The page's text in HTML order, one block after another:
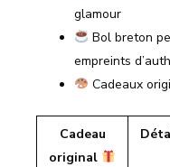
glamour
Bol breton
empreints
Cadeaux
Cadeau
original